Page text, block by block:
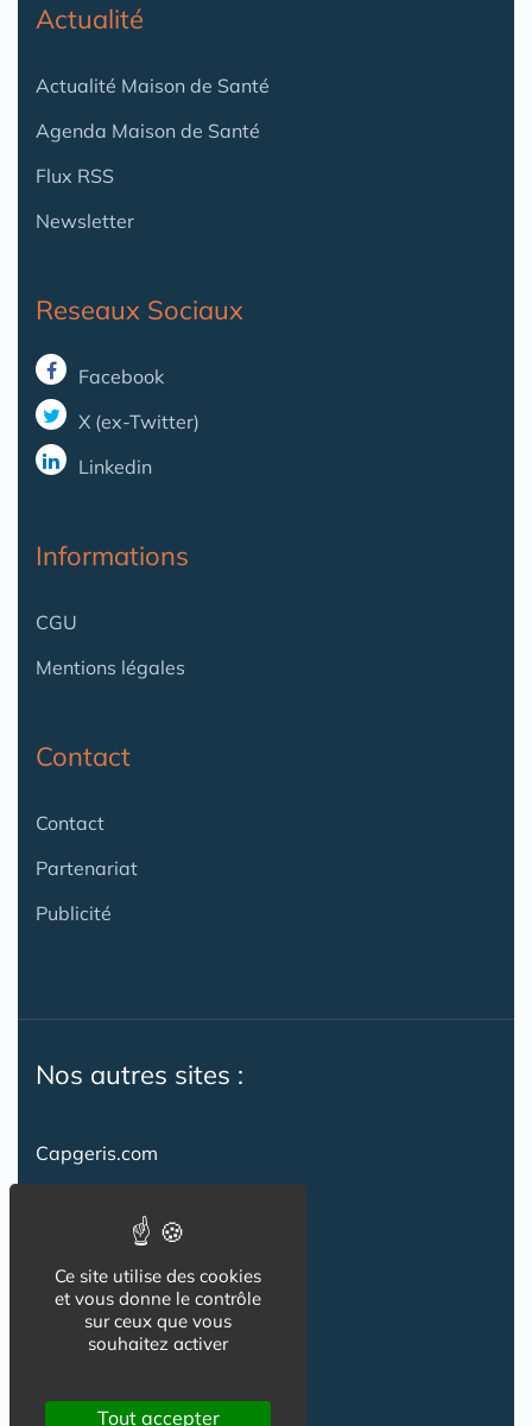
Actualité
Actualité Maison de Santé
Agenda Maison de Santé
Flux RSS
Newsletter
Reseaux Sociaux
Facebook
X (ex-Twitter)
Linkedin
Informations
CGU
Mentions légales
Contact
Contact
Partenariat
Publicité
Nos autres sites :
Capgeris.com
Emploi-formation-sante.com
Seniorissimmo.com
Creche-et-naissance.com
Ce site utilise des cookies
et vous donne le contrôle
sur ceux que vous
souhaitez activer
Tout accepter